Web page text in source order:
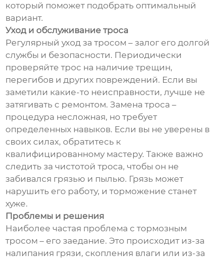
который поможет подобрать оптимальный
вариант.
Уход и обслуживание троса
Регулярный уход за тросом – залог его долгой
службы и безопасности. Периодически
проверяйте трос на наличие трещин,
перегибов и других повреждений. Если вы
заметили какие-то неисправности, лучше не
затягивать с ремонтом. Замена троса –
процедура несложная, но требует
определенных навыков. Если вы не уверены в
своих силах, обратитесь к
квалифицированному мастеру. Также важно
следить за чистотой троса, чтобы он не
забивался грязью и пылью. Грязь может
нарушить его работу, и торможение станет
хуже.
Проблемы и решения
Наиболее частая проблема с тормозным
тросом – его заедание. Это происходит из-за
налипания грязи, скопления влаги или из-за